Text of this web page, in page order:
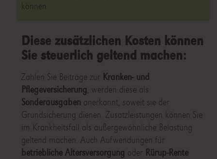
können.
Diese zusätzlichen Kosten können
Sie steuerlich geltend machen:
Zahlen Sie Beiträge zur Kranken- und
Pflegeversicherung , werden diese als
Sonderausgaben anerkannt, soweit sie der
Grundsicherung dienen. Zusatzleistungen können Sie
im Krankheitsfall als außergewöhnliche Belastung
geltend machen. Auch Aufwendungen für
betriebliche Altersversorgung oder Rürup-Rente